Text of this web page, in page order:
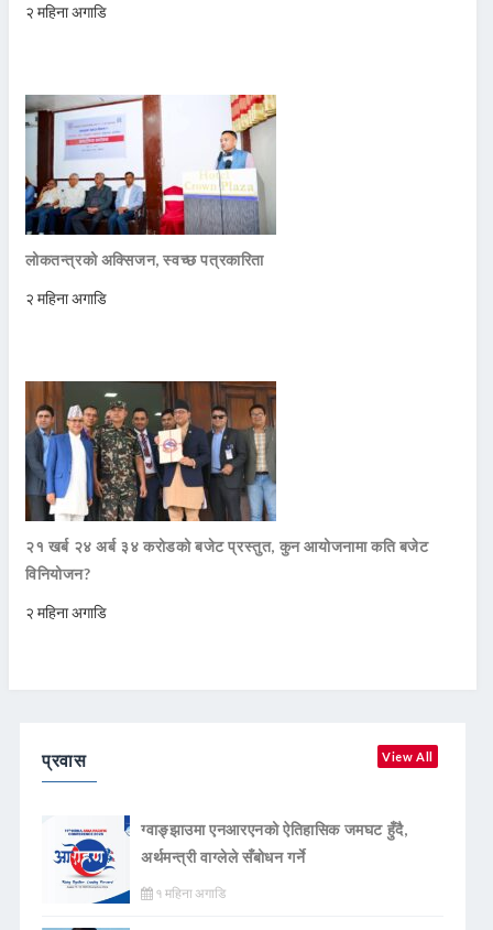
२ महिना अगाडि
लोकतन्त्रको अक्सिजन, स्वच्छ पत्रकारिता
२ महिना अगाडि
२१ खर्ब २४ अर्ब ३४ करोडको बजेट प्रस्तुत, कुन आयोजनामा कति बजेट
विनियोजन?
२ महिना अगाडि
प्रवास View All
ग्वाङ्झाउमा एनआरएनको ऐतिहासिक जमघट हुँदै,
अर्थमन्त्री वाग्लेले सँबोधन गर्ने
१ महिना अगाडि